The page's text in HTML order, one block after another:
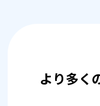
より多く